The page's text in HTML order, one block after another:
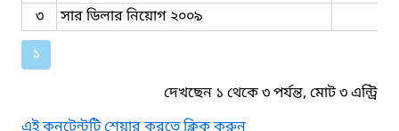
৩
সার ডিলার নিয়োগ ২০০৯
১
দেখছেন ১ থেকে ৩ পর্যন্ত, মোট ৩ এন্ট্রি